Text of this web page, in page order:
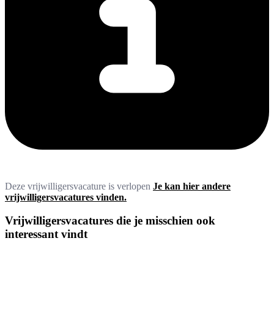
Deze vrijwilligersvacature is verlopen Je kan hier andere
vrijwilligersvacatures vinden.
Vrijwilligersvacatures die je misschien ook
interessant vindt